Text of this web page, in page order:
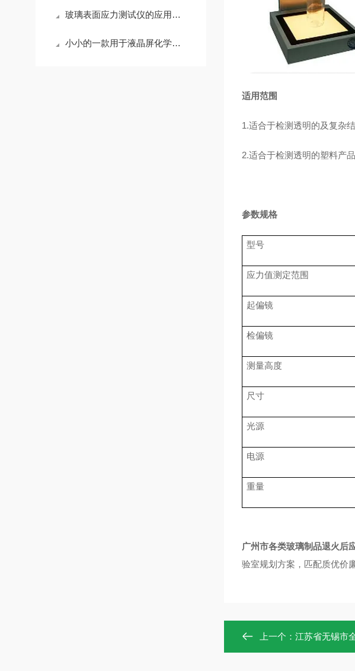
玻璃表面应力测试仪的应用及重要性
小小的一款用于液晶屏化学平板玻璃触摸面板厂商*的一款设备居然这么神奇
适用范围
1.适合于检测透明的及复杂
2.适合于检测透明的塑料产品
参数规格
型号
应力值测定范围
起偏镜
检偏镜
测量高度
尺寸
光源
电源
重量
广州市各类玻璃制品退火后
验室规划方案，匹配质优价
上一个： 江苏省无锡市